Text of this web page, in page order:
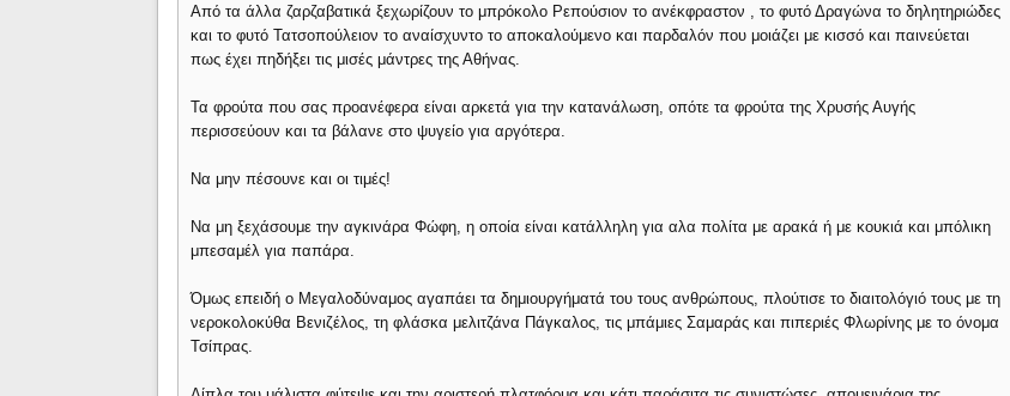
Από τα άλλα ζαρζαβατικά ξεχωρίζουν το μπρόκολο Ρεπούσιον το ανέκφραστον , το φυτό Δραγώνα το δηλητηριώδες
και το φυτό Τατσοπούλειον το αναίσχυντο το αποκαλούμενο και παρδαλόν που μοιάζει με κισσό και παινεύεται
πως έχει πηδήξει τις μισές μάντρες της Αθήνας.
Τα φρούτα που σας προανέφερα είναι αρκετά για την κατανάλωση, οπότε τα φρούτα της Χρυσής Αυγής
περισσεύουν και τα βάλανε στο ψυγείο για αργότερα.
Να μην πέσουνε και οι τιμές!
Να μη ξεχάσουμε την αγκινάρα Φώφη, η οποία είναι κατάλληλη για αλα πολίτα με αρακά ή με κουκιά και μπόλικη
μπεσαμέλ για παπάρα.
Όμως επειδή ο Μεγαλοδύναμος αγαπάει τα δημιουργήματά του τους ανθρώπους, πλούτισε το διαιτολόγιό τους με τη
νεροκολοκύθα Βενιζέλος, τη φλάσκα μελιτζάνα Πάγκαλος, τις μπάμιες Σαμαράς και πιπεριές Φλωρίνης με το όνομα
Τσίπρας.